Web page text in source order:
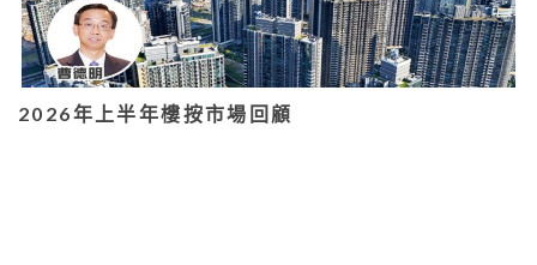
2026年上半年樓按市場回顧